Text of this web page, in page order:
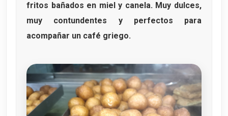
fritos bañados en miel y canela. Muy dulces,
muy contundentes y perfectos para
acompañar un café griego.